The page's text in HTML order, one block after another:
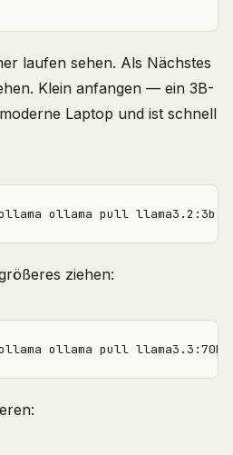
laufen sehen. Als Nächstes
Klein anfangen — ein 3B-
Laptop und ist schnell
ziehen: